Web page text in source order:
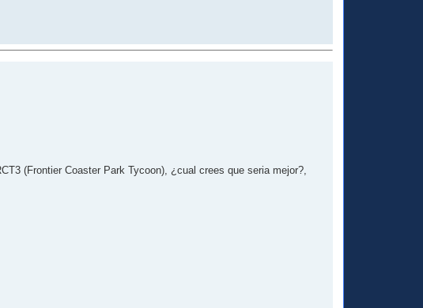
(Frontier Coaster Park Tycoon), ¿cual crees que seria mejor?,